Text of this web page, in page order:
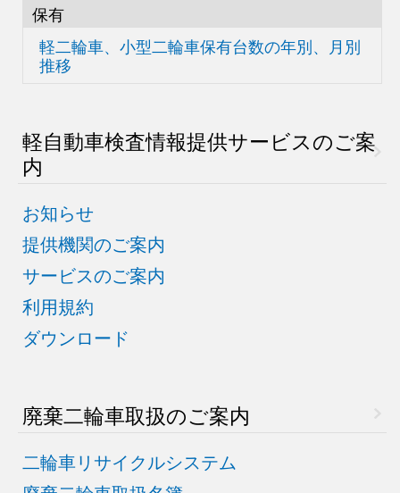
保有
軽二輪車、小型二輪車保有台数の年別、月別
推移
軽自動車検査情報提供サービスのご案
内
お知らせ
提供機関のご案内
サービスのご案内
利用規約
ダウンロード
廃棄二輪車取扱のご案内
二輪車リサイクルシステム